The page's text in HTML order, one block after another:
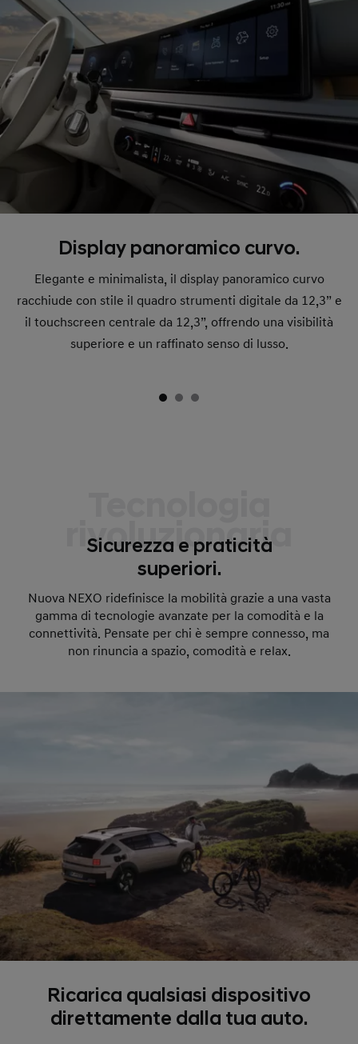
Display panoramico curvo.
Elegante e minimalista, il display panoramico curvo
racchiude con stile il quadro strumenti digitale da 12,3” e
il touchscreen centrale da 12,3”, offrendo una visibilità
superiore e un raffinato senso di lusso.
rivoluzionaria
Sicurezza e praticità
superiori.
Nuova NEXO ridefinisce la mobilità grazie a una vasta
gamma di tecnologie avanzate per la comodità e la
connettività. Pensate per chi è sempre connesso, ma
non rinuncia a spazio, comodità e relax.
Ricarica qualsiasi dispositivo
direttamente dalla tua auto.